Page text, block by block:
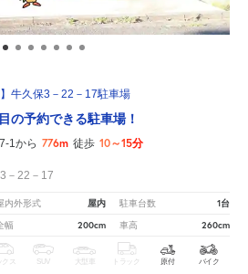
牛久保3－22－17駐車場
の予約できる駐車場！
1から 776m 徒歩 10～15分
－22－17
内外形式 屋内 駐車台数 1台
幅 200cm 車高 260cm
クス SUV 大型車 トラック 原付 バイク